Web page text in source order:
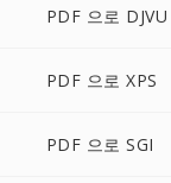
PDF 으로 DJVU
PDF 으로 XPS
PDF 으로 SGI